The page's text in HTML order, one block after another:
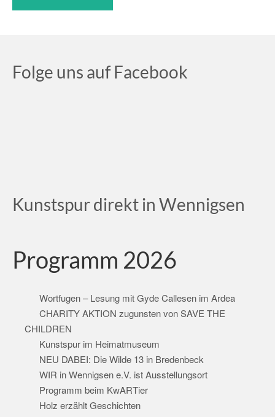
Folge uns auf Facebook
Kunstspur direkt in Wennigsen
Programm 2026
Wortfugen – Lesung mit Gyde Callesen im Ardea
CHARITY AKTION zugunsten von SAVE THE
CHILDREN
Kunstspur im Heimatmuseum
NEU DABEI: Die Wilde 13 in Bredenbeck
WIR in Wennigsen e.V. ist Ausstellungsort
Programm beim KwARTier
Holz erzählt Geschichten